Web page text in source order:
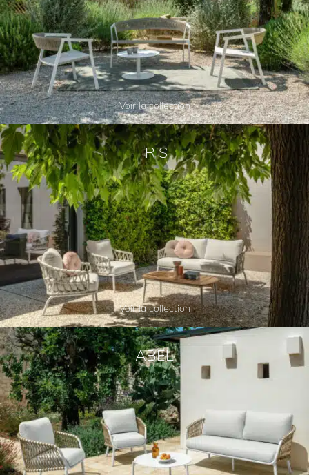
Voir la collection
IRIS
Voir la collection
ABEL